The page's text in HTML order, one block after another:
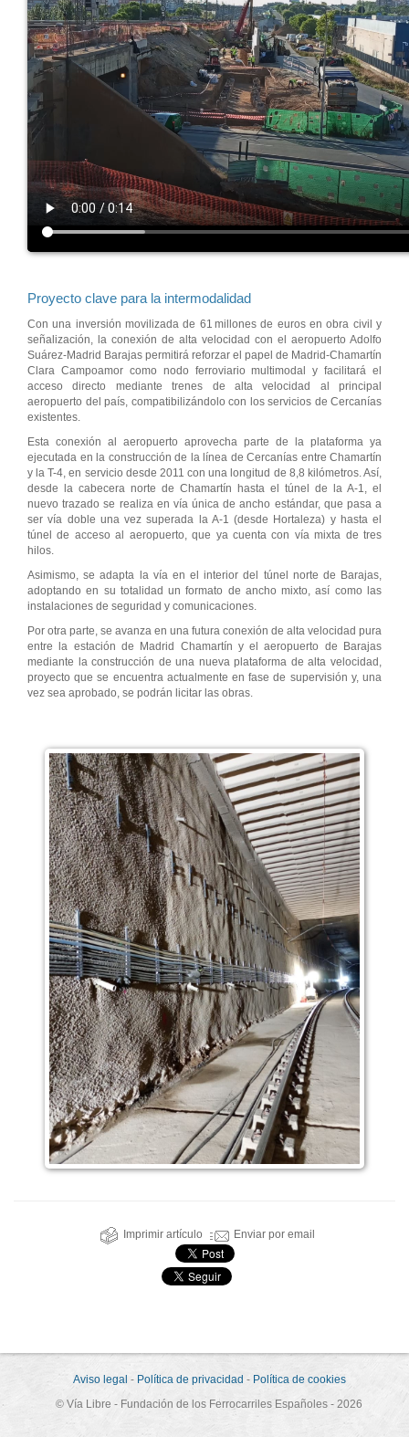
Proyecto clave para la intermodalidad
Con una inversión movilizada de 61 millones de euros en obra civil y
señalización, la conexión de alta velocidad con el aeropuerto Adolfo
Suárez-Madrid Barajas permitirá reforzar el papel de Madrid‑Chamartín
Clara Campoamor como nodo ferroviario multimodal y facilitará el
acceso directo mediante trenes de alta velocidad al principal
aeropuerto del país, compatibilizándolo con los servicios de Cercanías
existentes.
Esta conexión al aeropuerto aprovecha parte de la plataforma ya
ejecutada en la construcción de la línea de Cercanías entre Chamartín
y la T-4, en servicio desde 2011 con una longitud de 8,8 kilómetros. Así,
desde la cabecera norte de Chamartín hasta el túnel de la A-1, el
nuevo trazado se realiza en vía única de ancho estándar, que pasa a
ser vía doble una vez superada la A-1 (desde Hortaleza) y hasta el
túnel de acceso al aeropuerto, que ya cuenta con vía mixta de tres
hilos.
Asimismo, se adapta la vía en el interior del túnel norte de Barajas,
adoptando en su totalidad un formato de ancho mixto, así como las
instalaciones de seguridad y comunicaciones.
Por otra parte, se avanza en una futura conexión de alta velocidad pura
entre la estación de Madrid Chamartín y el aeropuerto de Barajas
mediante la construcción de una nueva plataforma de alta velocidad,
proyecto que se encuentra actualmente en fase de supervisión y, una
vez sea aprobado, se podrán licitar las obras.
Imprimir artículo Enviar por email
Aviso legal - Política de privacidad - Política de cookies
© Vía Libre - Fundación de los Ferrocarriles Españoles - 2026